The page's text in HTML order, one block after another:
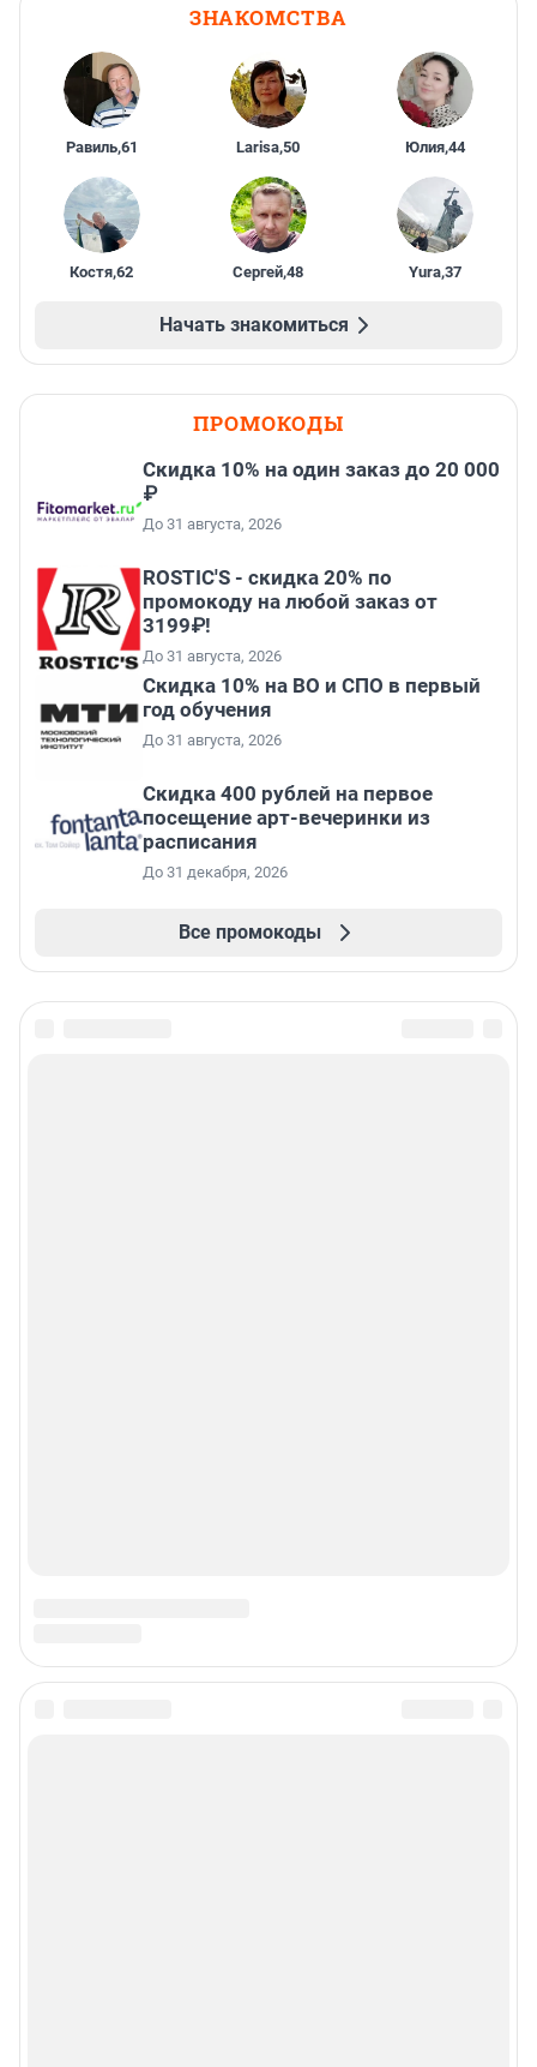
ЗНАКОМСТВА
Равиль,61 Larisa,50 Юлия,44
Костя,62 Сергей,48 Yura,37
Начать знакомиться
ПРОМОКОДЫ
Скидка 10% на один заказ до 20 000
₽
До 31 августа, 2026
ROSTIC'S - скидка 20% по
промокоду на любой заказ от
3199₽!
До 31 августа, 2026
Скидка 10% на ВО и СПО в первый
год обучения
До 31 августа, 2026
Cкидка 400 рублей на первое
посещение арт-вечеринки из
расписания
До 31 декабря, 2026
Все промокоды